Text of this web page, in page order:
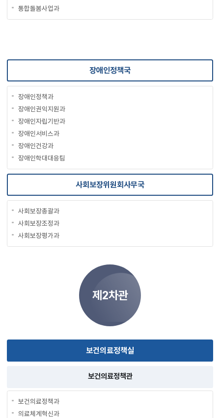
통합돌봄사업과
장애인정책국
장애인정책과
장애인권익지원과
장애인자립기반과
장애인서비스과
장애인건강과
장애인학대대응팀
사회보장위원회사무국
사회보장총괄과
사회보장조정과
사회보장평가과
제2차관
보건의료정책실
보건의료정책관
보건의료정책과
의료체계혁신과